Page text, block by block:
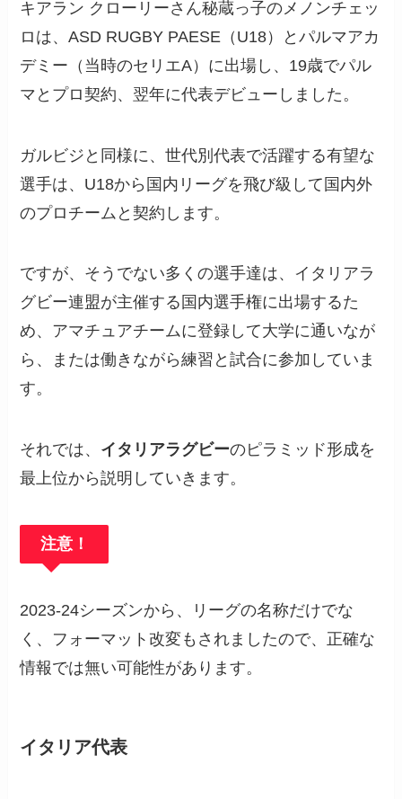
キアラン クローリーさん秘蔵っ子のメノンチェッ
ロは、ASD RUGBY PAESE（U18）とパルマアカ
デミー（当時のセリエA）に出場し、19歳でパル
マとプロ契約、翌年に代表デビューしました。
ガルビジと同様に、世代別代表で活躍する有望な
選手は、U18から国内リーグを飛び級して国内外
のプロチームと契約します。
ですが、そうでない多くの選手達は、イタリアラ
グビー連盟が主催する国内選手権に出場するた
め、アマチュアチームに登録して大学に通いなが
ら、または働きながら練習と試合に参加していま
す。
それでは、 イタリアラグビーのピラミッド形成を
最上位から説明していきます。
注意！
2023-24シーズンから、リーグの名称だけでな
く、フォーマット改変もされましたので、正確な
情報では無い可能性があります。
イタリア代表